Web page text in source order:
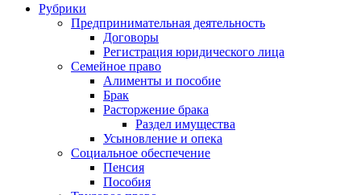
Рубрики
Предпринимательная деятельность
Договоры
Регистрация юридического лица
Семейное право
Алименты и пособие
Брак
Расторжение брака
Раздел имущества
Усыновление и опека
Социальное обеспечение
Пенсия
Пособия